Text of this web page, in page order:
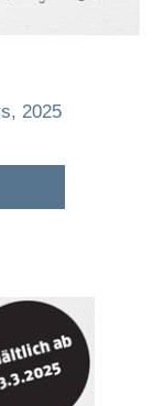
2025